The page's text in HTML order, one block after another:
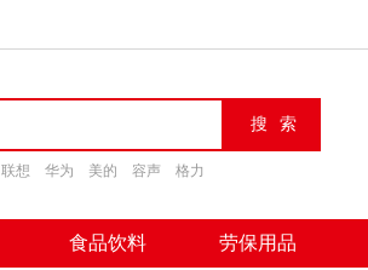
联想 华为 美的 容声 格力
食品饮料 劳保用品